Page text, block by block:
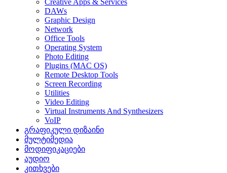
DAWs
Graphic Design
Network
Office Tools
Operating System
Photo Editing
Plugins (MAC OS)
Remote Desktop Tools
Screen Recording
Utilities
Video Editing
Virtual Instruments And Synthesizers
VoIP
გრაფიკული დიზაინი
მულტიმედია
მოდიფიკაციები
აუდიო
კითხვები